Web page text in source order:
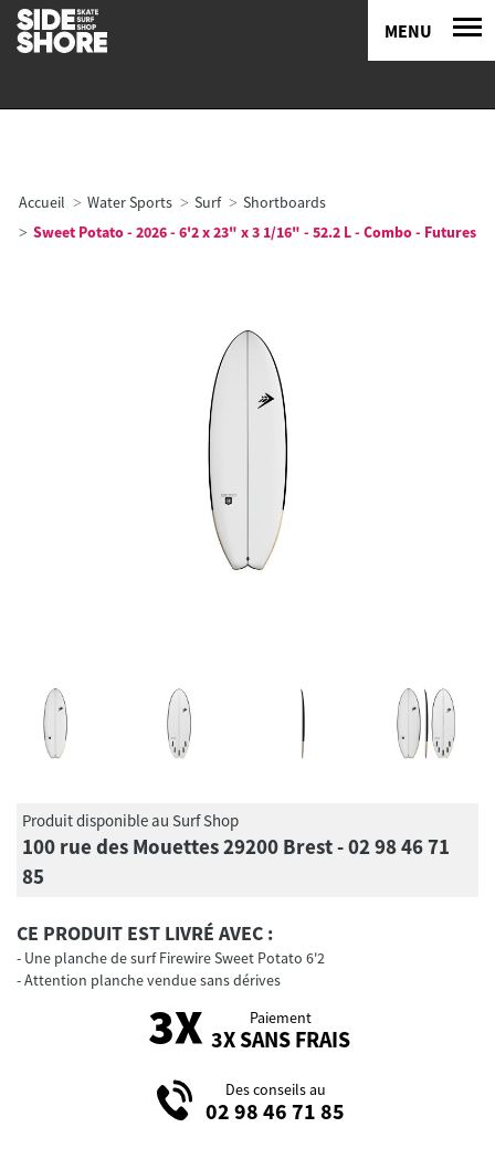
MENU
Accueil Water Sports Surf
Shortboards
Sweet Potato - 2026 - 6'2 x 23" x 3 1/16" - 52.2 L - Combo - Futures
Produit disponible au Surf Shop
100 rue des Mouettes 29200 Brest - 02 98 46 71
85
CE PRODUIT EST LIVRÉ AVEC :
Une planche de surf Firewire Sweet Potato 6'2
Attention planche vendue sans dérives
Paiement
3X SANS FRAIS
Des conseils au
02 98 46 71 85